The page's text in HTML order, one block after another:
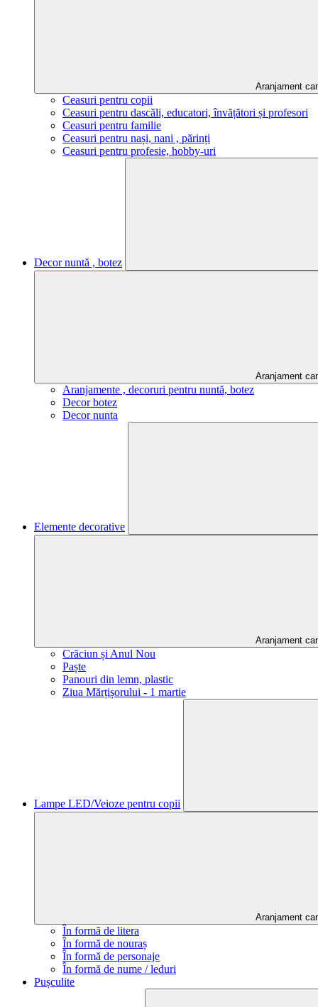
Aranjament
Ceasuri pentru copii
Ceasuri pentru dascăli, educatori, învățători și profesori
Ceasuri pentru familie
Ceasuri pentru nași, nani , părinți
Ceasuri pentru profesie, hobby-uri
Decor nuntă , botez
Aranjament
Aranjamente , decoruri pentru nuntă, botez
Decor botez
Decor nunta
Elemente decorative
Aranjament
Crăciun și Anul Nou
Paște
Panouri din lemn, plastic
Ziua Mărțișorului - 1 martie
Lampe LED/Veioze pentru copii
Aranjament
În formă de litera
În formă de nouraș
În formă de personaje
În formă de nume / leduri
Pușculite